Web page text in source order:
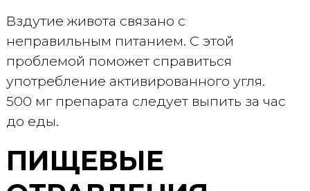
Вздутие живота связано с
неправильным питанием. С этой
проблемой поможет справиться
употребление активированного угля.
500 мг препарата следует выпить за час
до еды.
ПИЩЕВЫЕ